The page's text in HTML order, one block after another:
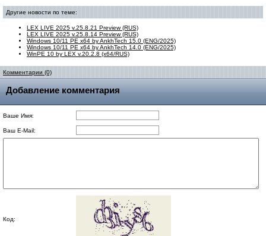
Другие новости по теме:
LEX LIVE 2025 v.25.8.21 Preview (RUS)
LEX LIVE 2025 v.25.8.14 Preview (RUS)
Windows 10/11 PE x64 by AnkhTech 15.0 (ENG/2025)
Windows 10/11 PE x64 by AnkhTech 14.0 (ENG/2025)
WinPE 10 by LEX v.20.2.8 (x64/RUS)
Комментарии (0)
Добавление комментария
Ваше Имя:
Ваш E-Mail:
Код: